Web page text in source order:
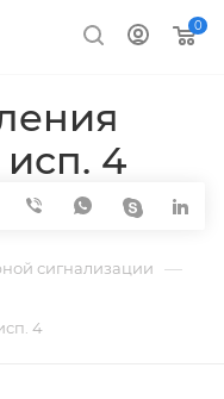
0
4
сигнализации —
4